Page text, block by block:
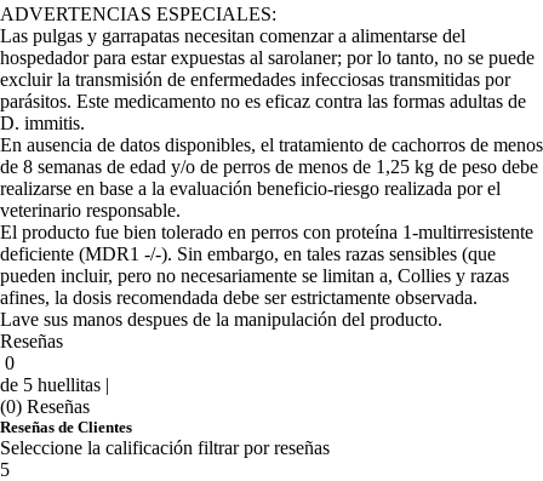
ADVERTENCIAS ESPECIALES:
Las pulgas y garrapatas necesitan comenzar a alimentarse del
hospedador para estar expuestas al sarolaner; por lo tanto, no se puede
excluir la transmisión de enfermedades infecciosas transmitidas por
parásitos. Este medicamento no es eficaz contra las formas adultas de
D. immitis.
En ausencia de datos disponibles, el tratamiento de cachorros de menos
de 8 semanas de edad y/o de perros de menos de 1,25 kg de peso debe
realizarse en base a la evaluación beneficio-riesgo realizada por el
veterinario responsable.
El producto fue bien tolerado en perros con proteína 1-multirresistente
deficiente (MDR1 -/-). Sin embargo, en tales razas sensibles (que
pueden incluir, pero no necesariamente se limitan a, Collies y razas
afines, la dosis recomendada debe ser estrictamente observada.
Lave sus manos despues de la manipulación del producto.
Reseñas
0
de 5 huellitas |
(0) Reseñas
Reseñas de Clientes
Seleccione la calificación filtrar por reseñas
5